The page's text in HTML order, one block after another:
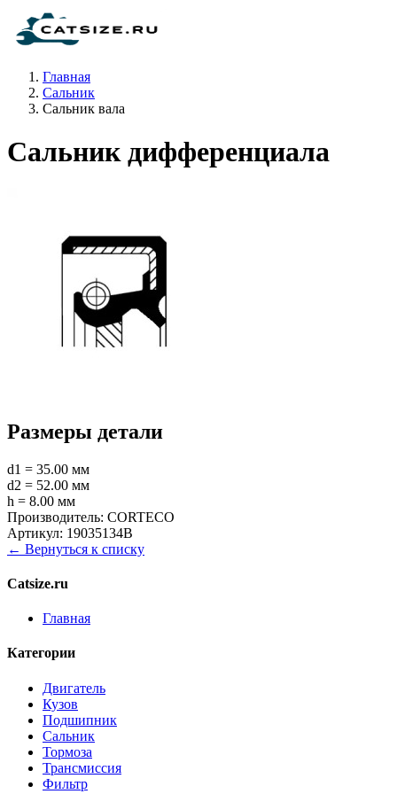
Главная
Сальник
Сальник вала
Сальник дифференциала
Размеры детали
d1 = 35.00 мм
d2 = 52.00 мм
h = 8.00 мм
Производитель: CORTECO
Артикул: 19035134B
← Вернуться к списку
Catsize.ru
Главная
Категории
Двигатель
Кузов
Подшипник
Сальник
Тормоза
Трансмиссия
Фильтр